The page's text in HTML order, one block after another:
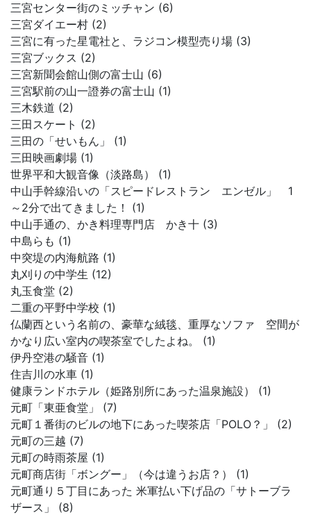
三宮センター街のミッチャン (6)
三宮ダイエー村 (2)
三宮に有った星電社と、ラジコン模型売り場 (3)
三宮ブックス (2)
三宮新聞会館山側の富士山 (6)
三宮駅前の山一證券の富士山 (1)
三木鉄道 (2)
三田スケート (2)
三田の「せいもん」 (1)
三田映画劇場 (1)
世界平和大観音像（淡路島） (1)
中山手幹線沿いの「スピードレストラン エンゼル」 1
～2分で出てきました！ (1)
中山手通の、かき料理専門店 かき十 (3)
中島らも (1)
中突堤の内海航路 (1)
丸刈りの中学生 (12)
丸玉食堂 (2)
二重の平野中学校 (1)
仏蘭西という名前の、豪華な絨毯、重厚なソファ 空間が
かなり広い室内の喫茶室でしたよね。 (1)
伊丹空港の騒音 (1)
住吉川の水車 (1)
健康ランドホテル（姫路別所にあった温泉施設） (1)
元町「東亜食堂」 (7)
元町１番街のビルの地下にあった喫茶店「POLO？」 (2)
元町の三越 (7)
元町の時雨茶屋 (1)
元町商店街「ボングー」（今は違うお店？） (1)
元町通り５丁目にあった 米軍払い下げ品の「サトーブラ
ザース」 (8)